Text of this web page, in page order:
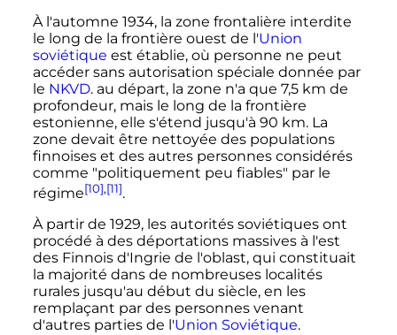
À l'automne 1934, la zone frontalière interdite
le long de la frontière ouest de l'Union
soviétique est établie, où personne ne peut
accéder sans autorisation spéciale donnée par
le NKVD. au départ, la zone n'a que 7,5 km de
profondeur, mais le long de la frontière
estonienne, elle s'étend jusqu'à 90 km. La
zone devait être nettoyée des populations
finnoises et des autres personnes considérés
comme "politiquement peu fiables" par le
régime[10],[11].
À partir de 1929, les autorités soviétiques ont
procédé à des déportations massives à l'est
des Finnois d'Ingrie de l'oblast, qui constituait
la majorité dans de nombreuses localités
rurales jusqu'au début du siècle, en les
remplaçant par des personnes venant
d'autres parties de l'Union Soviétique.